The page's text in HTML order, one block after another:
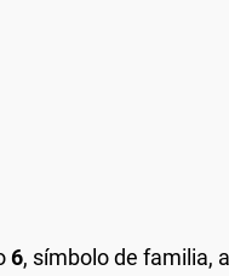
6, símbolo de familia,